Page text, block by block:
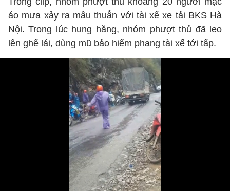
áo mưa xảy ra mâu thuẫn với tài xế xe tải BKS Hà
Nội. Trong lúc hung hăng, nhóm phượt thủ đã leo
lên ghế lái, dùng mũ bảo hiểm phang tài xế tới tấp.